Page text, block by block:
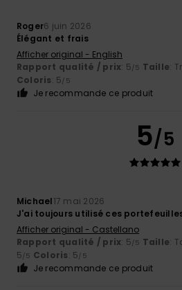
Roger6 juin 2026
Élégant et frais
Afficher original - English
Rapport qualité / prix: 5/5 Taille:
Coloris: 5/5
Je recommande ce produit
5/5
Michael17 mai 2026
J'ai toujours utilisé ces
Afficher original - Castellano
Rapport qualité / prix: 5/5 Taille:
5/5 Coloris: 5/5
Je recommande ce produit